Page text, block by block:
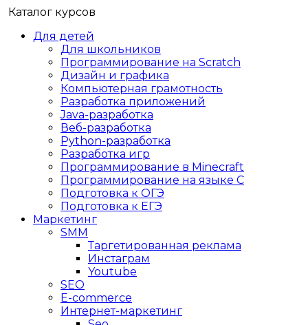
Каталог курсов
Для детей
Для школьников
Программирование на Scratch
Дизайн и графика
Компьютерная грамотность
Разработка приложений
Java-разработка
Веб-разработка
Python-разработка
Разработка игр
Программирование в Minecraft
Программирование на языке C
Подготовка к ОГЭ
Подготовка к ЕГЭ
Маркетинг
SMM
Таргетированная реклама
Инстаграм
Youtube
SEO
E-сommerce
Интернет-маркетинг